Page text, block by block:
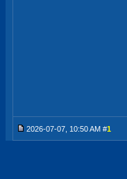
2026-07-07, 10:50 AM #1